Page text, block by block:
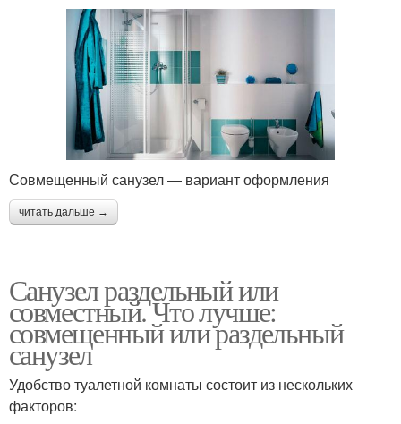
Совмещенный санузел — вариант оформления
читать дальше →
Санузел раздельный или
совместный. Что лучше:
совмещенный или раздельный
санузел
Удобство туалетной комнаты состоит из нескольких
факторов: